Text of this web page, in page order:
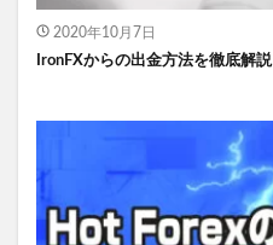
2020年10月7日
IronFXからの出金方法を徹底解説